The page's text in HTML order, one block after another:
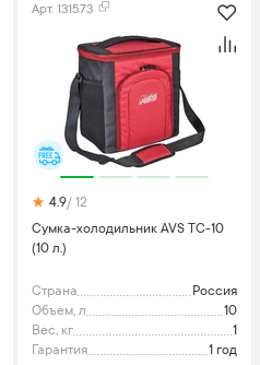
Арт. 131573
4.9/ 12
Сумка-холодильник AVS TC-10
(10 л.)
Страна
Россия
Объем, л
10
Вес, кг
1
Гарантия
1 год